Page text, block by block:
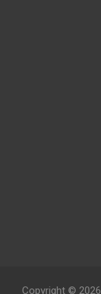
Copyright © 2026